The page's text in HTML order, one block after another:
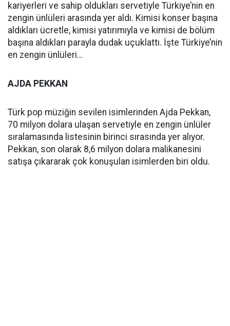
kariyerleri ve sahip oldukları servetiyle Türkiye’nin en
zengin ünlüleri arasında yer aldı. Kimisi konser başına
aldıkları ücretle, kimisi yatırımıyla ve kimisi de bölüm
başına aldıkları parayla dudak uçuklattı. İşte Türkiye’nin
en zengin ünlüleri…
AJDA PEKKAN
Türk pop müziğin sevilen isimlerinden Ajda Pekkan,
70 milyon dolara ulaşan servetiyle en zengin ünlüler
sıralamasında listesinin birinci sırasında yer alıyor.
Pekkan, son olarak 8,6 milyon dolara malikanesini
satışa çıkararak çok konuşulan isimlerden biri oldu.